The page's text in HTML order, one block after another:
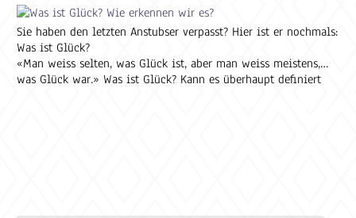
Sie haben den letzten Anstubser verpasst? Hier ist er nochmals:
Was ist Glück?
«Man weiss selten, was Glück ist, aber man weiss meistens,
was Glück war.» Was ist Glück? Kann es überhaupt definiert